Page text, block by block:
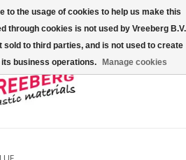
0 Articles - €0,00
to the usage of cookies to help us make this
through cookies is not used by Vreeberg B.V.
to third parties, and is not used to create
business operations.
Manage cookies